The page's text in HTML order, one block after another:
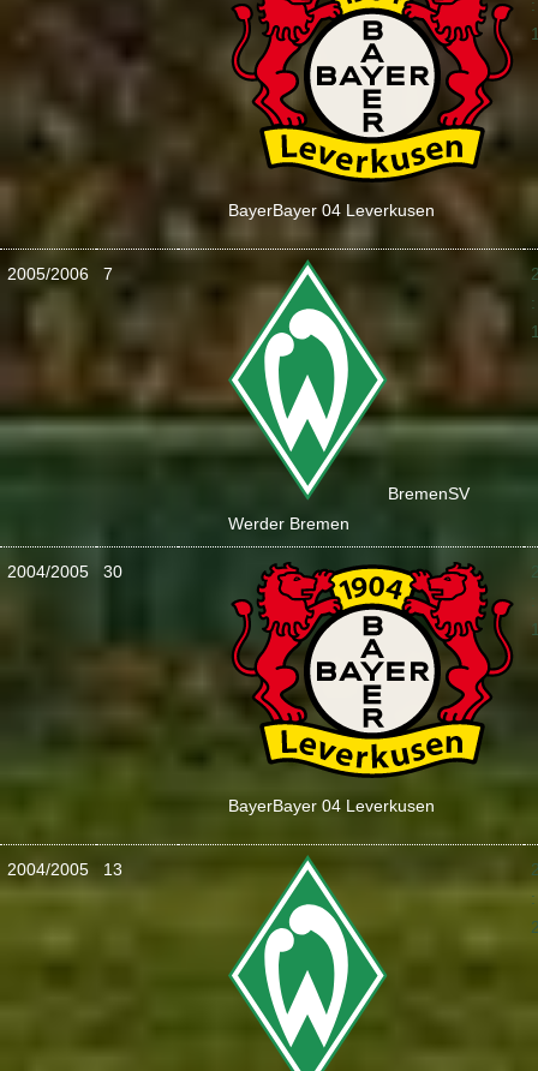
BayerBayer 04 Leverkusen
:
2005/2006 7
BremenSV
Werder Bremen
:
2004/2005 30
BayerBayer 04 Leverkusen
2004/2005 13
: